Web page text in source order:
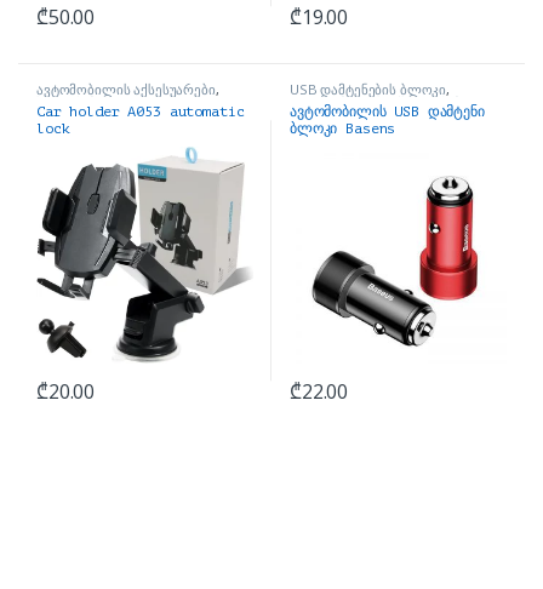
₾50.00 ₾19.00
ავტომობილის აქსესუარები,
სამაგრები
Car holder A053 automatic
lock
₾20.00
USB დამტენების ბლოკი,
ავტომობილის აქსესუარები
ავტომობილის USB დამტენი
ბლოკი Basens
₾22.00